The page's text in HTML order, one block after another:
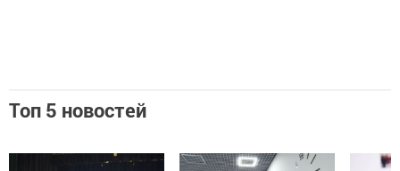
Топ 5 новостей